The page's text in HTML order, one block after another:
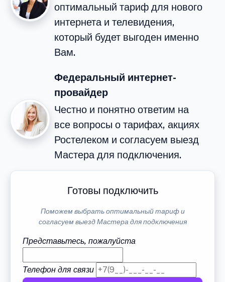
оптимальный тариф для нового
интернета и телевидения,
который будет выгоден именно
Вам.
Федеральный интернет-
провайдер
Честно и понятно ответим на
все вопросы о тарифах, акциях
Ростелеком и согласуем выезд
Мастера для подключения.
Готовы подключить
Поможем выбрать оптимальный тариф и
согласуем выезд Мастера для подключения
Представьтесь, пожалуйста
Телефон для связи